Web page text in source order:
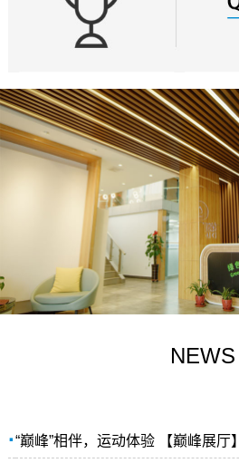
NEWS
·“巅峰”相伴，运动体验 【巅峰展厅】